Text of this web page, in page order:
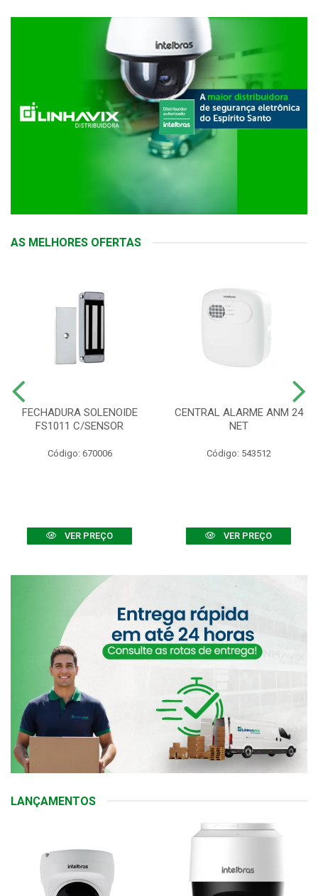
AS MELHORES OFERTAS
FECHADURA SOLENOIDE
FS1011 C/SENSOR
Código: 670006
VER PREÇO
CENTRAL ALARME ANM 24
NET
Código: 543512
VER PREÇO
LANÇAMENTOS